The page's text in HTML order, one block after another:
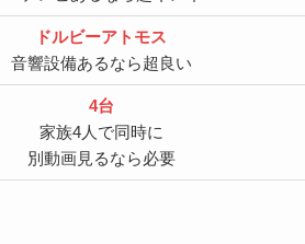
ドルビーアトモス
音響設備あるなら超良い
4台
家族4人で同時に
別動画見るなら必要